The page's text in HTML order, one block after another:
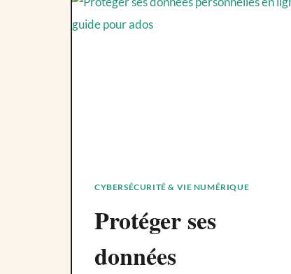
CYBERSÉCURITÉ & VIE NUMÉRIQUE
Protéger ses
données